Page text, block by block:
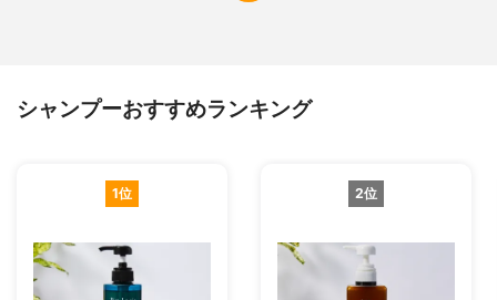
シャンプーおすすめランキング
1位 2位